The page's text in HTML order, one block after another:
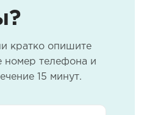
кратко опишите
номер телефона и
15 минут.